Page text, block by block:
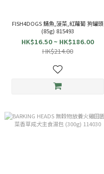
FISH4DOGS 鯖魚,菠菜,紅蘿蔔 狗罐頭
(85g) 815493
HK$16.50 ~ HK$186.00
HK$214.00